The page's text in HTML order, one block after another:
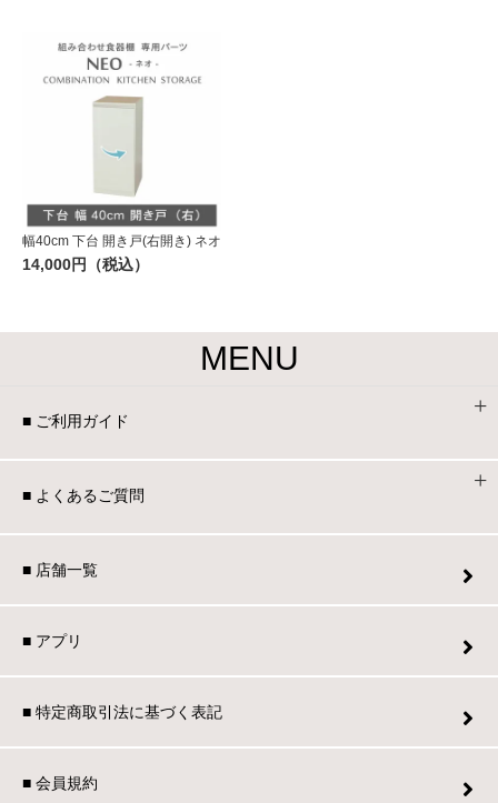
幅40cm 下台 開き戸(右開き) ネオ
14,000円（税込）
MENU
■ ご利用ガイド
■ よくあるご質問
■ 店舗一覧
■ アプリ
■ 特定商取引法に基づく表記
■ 会員規約